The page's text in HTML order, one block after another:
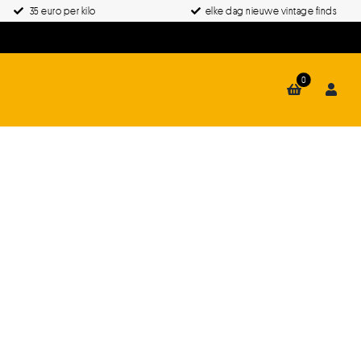
35 euro per kilo elke dag nieuwe vintage finds
0